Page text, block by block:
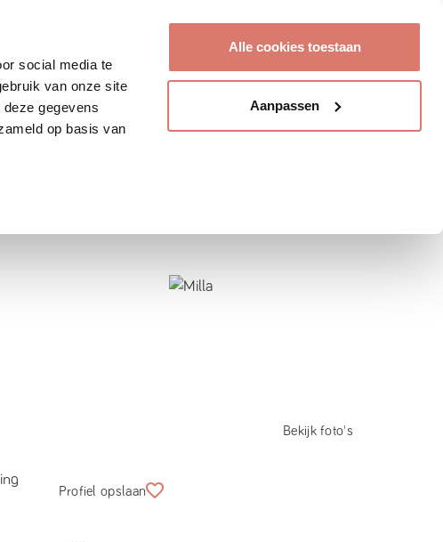
social media te
van onze site
gegevens
op basis van
Alle cookies toestaan
Aanpassen
Bekijk foto's
Profiel opslaan